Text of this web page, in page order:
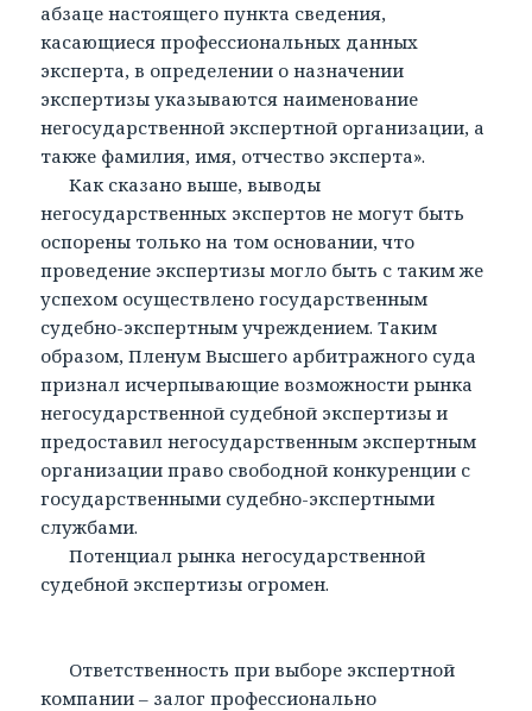
абзаце настоящего пункта сведения,
касающиеся профессиональных данных
эксперта, в определении о назначении
экспертизы указываются наименование
негосударственной экспертной организации, а
также фамилия, имя, отчество эксперта».
Как сказано выше, выводы
негосударственных экспертов не могут быть
оспорены только на том основании, что
проведение экспертизы могло быть с таким же
успехом осуществлено государственным
судебно-экспертным учреждением. Таким
образом, Пленум Высшего арбитражного суда
признал исчерпывающие возможности рынка
негосударственной судебной экспертизы и
предоставил негосударственным экспертным
организации право свободной конкуренции с
государственными судебно-экспертными
службами.
Потенциал рынка негосударственной
судебной экспертизы огромен.
Ответственность при выборе экспертной
компании – залог профессионально